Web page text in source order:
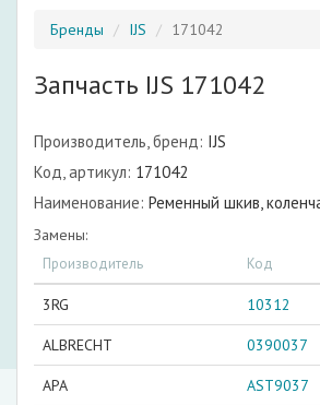
Бренды IJS 171042
Запчасть IJS 171042
Производитель, бренд: IJS
Код, артикул: 171042
Наименование: Ременный шкив,
Замены:
Производитель Код
3RG 10312
ALBRECHT 0390037
APA AST9037